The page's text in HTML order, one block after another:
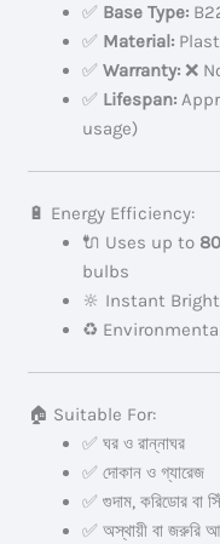
✅ Base Type:
✅ Material:
✅Warranty: ❌
✅ Lifespan:
usage)
🔋 Energy Efficiency:
🔌 Uses up to
bulbs
🔆 Instant
♻️
🏠 Suitable For:
✅ ঘর ও রান্নাঘর
✅ দোকান ও গ্যারেজ
✅ গুদাম, করিডোর বা
✅ অস্থায়ী বা জরুরি